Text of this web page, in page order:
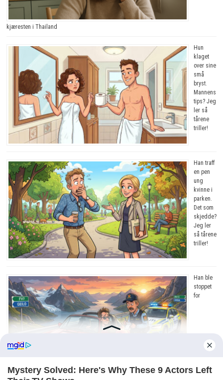
kjæresten i Thailand
Hun
klaget
over sine
små
bryst.
Mannens
tips? Jeg
ler så
tårene
triller!
Han traff
en pen
ung
kvinne i
parken.
Det som
skjedde?
Jeg ler
så tårene
triller!
Han ble
stoppet
for